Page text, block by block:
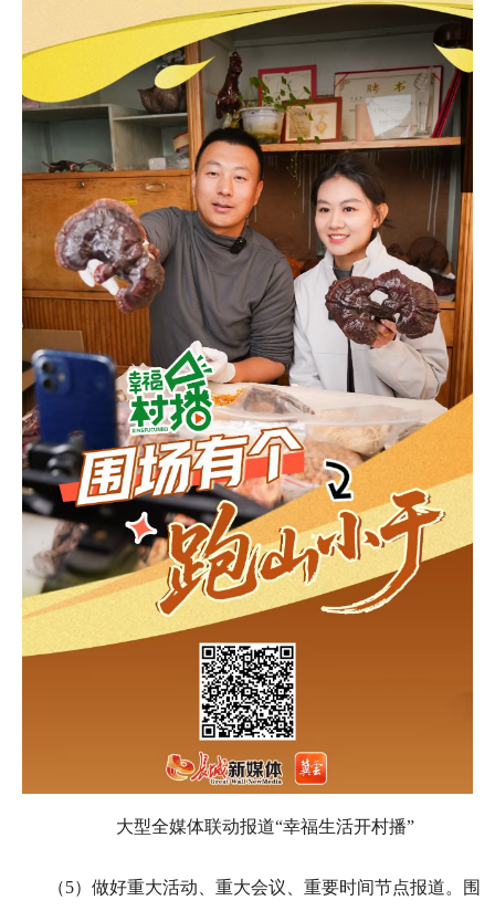
大型全媒体联动报道“幸福生活开村播”
（5）做好重大活动、重大会议、重要时间节点报道。围